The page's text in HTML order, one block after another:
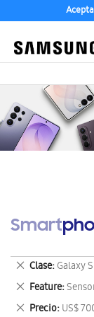
Clase Galaxy S
Eliminar
este
artículo
Feature
Eliminar
este
Precio US$
Eliminar